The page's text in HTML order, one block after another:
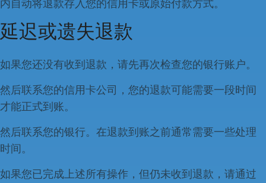
内自动将退款存入您的信用卡或原始付款方式。
延迟或遗失退款
如果您还没有收到退款，请先再次检查您的银行账户。
然后联系您的信用卡公司，您的退款可能需要一段时间
才能正式到账。
然后联系您的银行。在退款到账之前通常需要一些处理
时间。
如果您已完成上述所有操作，但仍未收到退款，请通过